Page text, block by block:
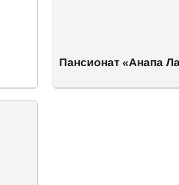
Пансионат «Анапа